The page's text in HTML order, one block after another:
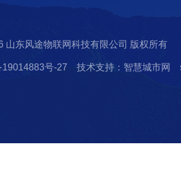
山东风途物联网科技有限公司 版权所有
号-27 技术支持：智慧城市网